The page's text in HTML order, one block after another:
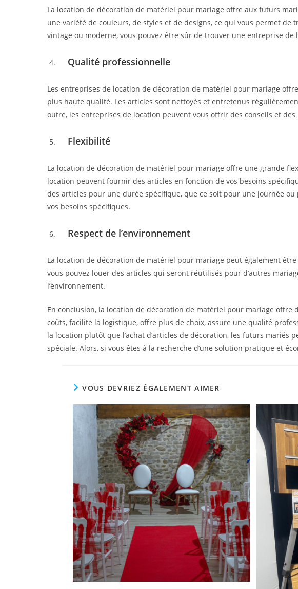
La location de décoration de matériel pour mariage offre aux futurs
une variété de couleurs, de styles et de designs, ce qui vous permet
vintage ou moderne, vous pouvez être sûr de trouver une entreprise
Qualité professionnelle
Les entreprises de location de décoration de matériel pour mariage
plus haute qualité. Les articles sont nettoyés et entretenus
outre, les entreprises de location peuvent vous offrir des conseils et
Flexibilité
La location de décoration de matériel pour mariage offre une grande
location peuvent fournir des articles en fonction de vos besoins
des articles pour une durée spécifique, que ce soit pour une journée
vos besoins spécifiques.
Respect de l’environnement
La location de décoration de matériel pour mariage peut également
vous pouvez louer des articles qui seront réutilisés pour d’autres
l’environnement.
En conclusion, la location de décoration de matériel pour mariage
coûts, facilite la logistique, offre plus de choix, assure une qualité
la location plutôt que l’achat d’articles de décoration, les futurs
spéciale. Alors, si vous êtes à la recherche d’une solution pratique et
VOUS DEVRIEZ ÉGALEMENT AIMER
Adresse :
1917 Rue de St Dié , Anould, France
Derniers
Comment
Laïque dans
Mariage
dans le